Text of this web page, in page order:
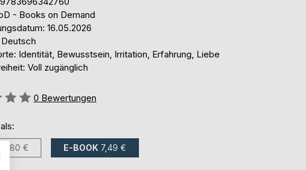
- Books on Demand
16.05.2026
Identität, Bewusstsein, Irritation, Erfahrung, Liebe
Voll zugänglich
0 Bewertungen
9,80 € E-BOOK 7,49 €